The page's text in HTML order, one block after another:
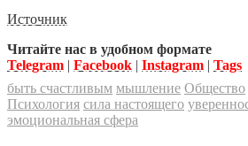
Источник
Читайте нас в удобном формате
Telegram | Facebook | Instagram | Tags
быть счастливым мышление Общество
Психология сила настоящего
эмоциональная сфера